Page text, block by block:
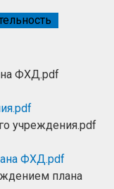
ФХД.pdf
учреждения.pdf
ФХД.pdf
плана